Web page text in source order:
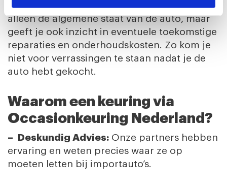
Een uitgebreide keuring controleert niet
alleen de algemene staat van de auto, maar
geeft je ook inzicht in eventuele toekomstige
reparaties en onderhoudskosten. Zo kom je
niet voor verrassingen te staan nadat je de
auto hebt gekocht.
Waarom een keuring via
Occasionkeuring Nederland?
– Deskundig Advies: Onze partners hebben
ervaring en weten precies waar ze op
moeten letten bij importauto’s.